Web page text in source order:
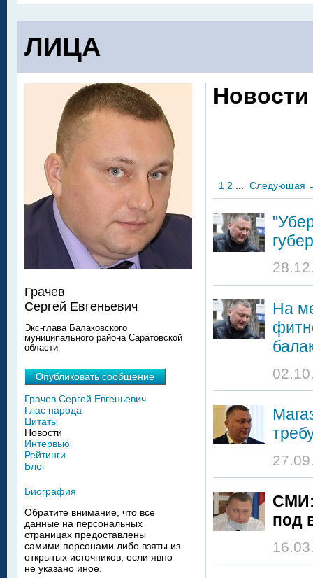
ЛИЦА
Новости
1 2 Следующая
На
СМИ:
под
Грачев
Сергей Евгеньевич
Экс-глава Балаковского
муниципального района Саратовской
области
Опубликовать сообщение
Грачев Сергей Евгеньевич
Глас народа
Цитаты
Новости
Интервью
Рейтинги
Блог
Биография
Обратите внимание, что все
данные на персональных
страницах предоставлены
самими персонами либо взяты из
открытых источников, если явно
не указано иное.